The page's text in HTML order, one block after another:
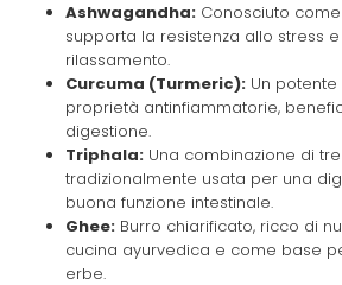
Ashwagandha: Conosciuto
supporta la resistenza allo stress
rilassamento.
Curcuma (Turmeric): Un
proprietà antinfiammatorie,
digestione.
Triphala: Una combinazione di
tradizionalmente usata per una
buona funzione intestinale.
Ghee: Burro chiarificato, ricco di
cucina ayurvedica e come base
erbe.